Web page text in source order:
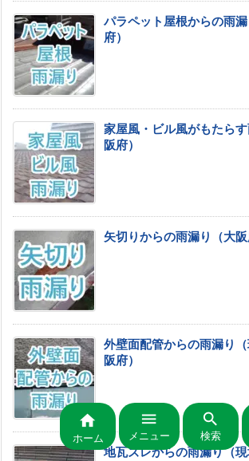
パラペット屋根からの雨
府）
家屋風・ビル風がもたら
阪府）
矢切りからの雨漏り（大阪
外壁面配管からの雨漏り
阪府）
地瓦ズレからの雨漏り（現

ホーム

メニュー

検索